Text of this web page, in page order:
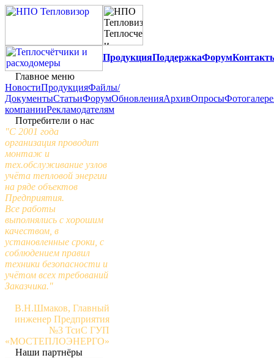
ПродукцияПоддержкаФорум
Главное меню
НовостиПродукцияФайлы/
ДокументыСтатьиФорумОбновленияАрхивОпросы
компанииРекламодателям
Потребители о нас
"С 2001 года
организация проводит
монтаж и
тех.обслуживание узлов
учёта тепловой энергии
на ряде объектов
Предприятия.
Все работы
выполнялись с хорошим
качеством, в
установленные сроки, с
соблюдением правил
техники безопасности и
учётом всех требований
Заказчика."
В.Н.Шмаков, Главный
инженер Предприятия
№3 ТсиС ГУП
«МОСТЕПЛОЭНЕРГО»
Наши партнёры